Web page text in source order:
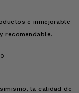
e inmejorable
recomendable.
la calidad de